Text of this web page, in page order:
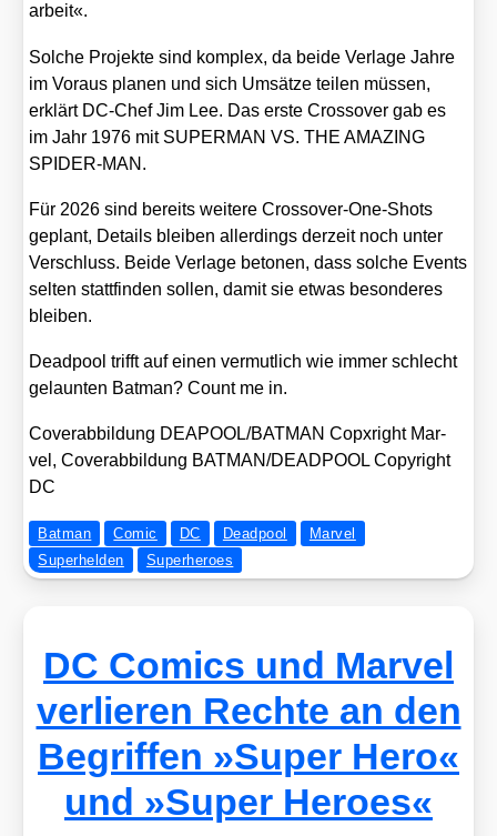
ar­beit«.
Sol­che Pro­jek­te sind kom­plex, da bei­de Ver­la­ge Jah­re
im Vor­aus pla­nen und sich Umsät­ze tei­len müs­sen,
erklärt DC-Chef Jim Lee. Das ers­te Cross­over gab es
im Jahr 1976 mit SUPERMAN VS. THE AMAZING
SPIDER-MAN.
Für 2026 sind bereits wei­te­re Cross­over-One-Shots
geplant, Details blei­ben aller­dings der­zeit noch unter
Ver­schluss. Bei­de Ver­la­ge beto­nen, dass sol­che Events
sel­ten statt­fin­den sol­len, damit sie etwas beson­de­res
blei­ben.
Dead­pool trifft auf einen ver­mut­lich wie immer schlecht
gelaun­ten Bat­man? Count me in.
Cover­ab­bil­dung DEAPOOL/​BATMAN Copx­right Mar­
vel, Cover­ab­bil­dung BATMAN/​DEADPOOL Copy­right
DC
Batman Comic DC Deadpool
Marvel
Superhelden
Superheroes
DC Comics und Marvel
verlieren Rechte an den
Begriffen »Super Hero«
und »Super Heroes«